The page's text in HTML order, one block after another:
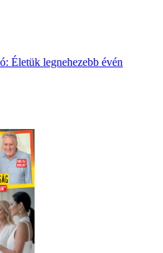
Életük legnehezebb évén